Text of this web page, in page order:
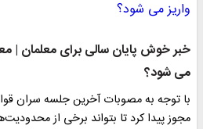
خبر خوش پایان سالی برای معلمان |
می شود؟
با توجه به مصوبات آخرین جلسه سران
مجوز پیدا کرد تا بتواند برخی از